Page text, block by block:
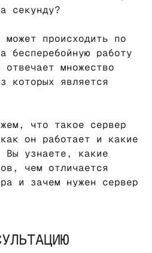
секунду?
происходить по
бесперебойную работу
множество
которых является
что такое сервер
он работает и какие
Вы узнаете, какие
чем отличается
и зачем нужен сервер